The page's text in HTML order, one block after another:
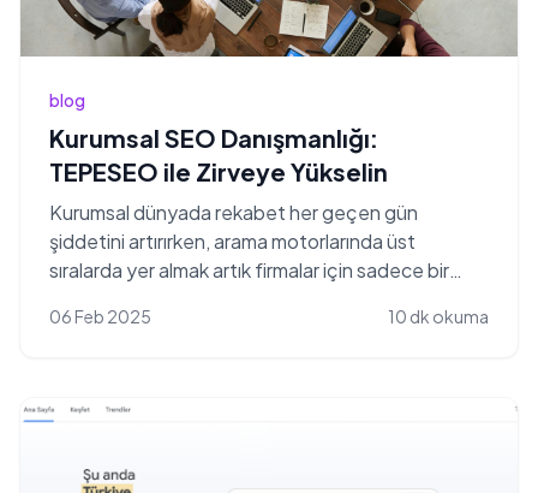
blog
Kurumsal SEO Danışmanlığı:
TEPESEO ile Zirveye Yükselin
Kurumsal dünyada rekabet her geçen gün
şiddetini artırırken, arama motorlarında üst
sıralarda yer almak artık firmalar için sadece bir
06 Feb 2025 10 dk okuma